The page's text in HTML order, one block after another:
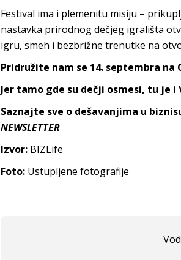
Festival ima i plemenitu misiju –
nastavka prirodnog dečjeg igrališta
igru, smeh i bezbrižne trenutke na
Pridružite nam se 14. septembra
Jer tamo gde su dečji osmesi, tu je i
Saznajte sve o dešavanjima u
NEWSLETTER
Izvor: BIZLife
Foto: Ustupljene fotografije